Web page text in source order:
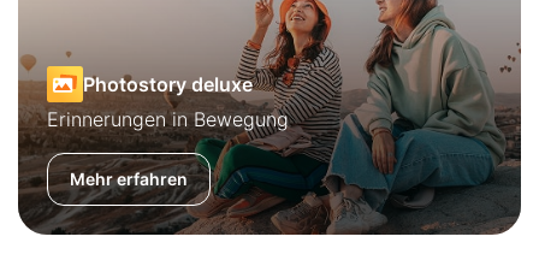
Photostory deluxe
Erinnerungen in Bewegung
Mehr erfahren